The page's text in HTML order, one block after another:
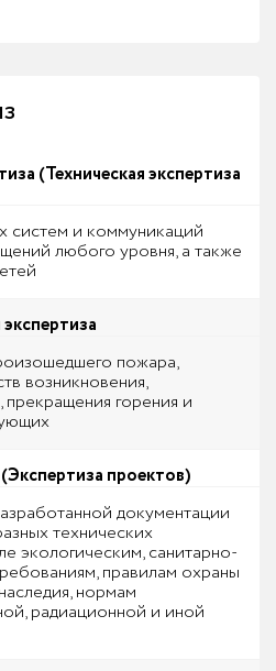
(Техническая экспертиза
систем и коммуникаций
любого уровня, а также
пожара,
возникновения,
прекращения горения и
проектов)
документации
технических
экологическим, санитарно-
правилам охраны
нормам
радиационной и иной